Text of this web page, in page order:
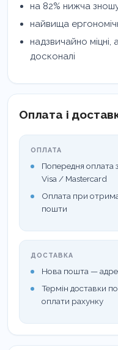
на 82% нижча
найвища
надзвичайно міцні,
досконалі
Оплата і
ОПЛАТА
Попередня оплата
Visa / Mastercard
Оплата при
пошти
ДОСТАВКА
Нова пошта —
Термін доставки
оплати рахунку